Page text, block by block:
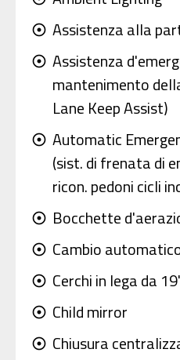
adjust Assistenza alla
adjust Assistenza
mantenimento
Lane Keep Assist)
adjust Automatic
(sist. di frenata di
ricon. pedoni cicli
adjust Bocchette
adjust Cambio
adjust Cerchi in lega da 19'
adjust Child mirror
adjust Chiusura